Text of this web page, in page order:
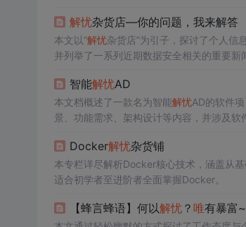
解忧杂货店—你的问题，我来解答
本文以“解忧杂货店”为引子，探讨了个人信
并列举了一系列近期数据安全相关的重要新
智能解忧AD
本文档概述了一款名为智能解忧AD的软件
景、功能需求、架构设计等内容，并涉及软
Docker解忧杂货铺
本专栏详尽解析Docker核心技术，涵盖从
适合初学者至进阶者全面掌握Docker。
【蜂言蜂语】何以解忧？ 唯有暴富~